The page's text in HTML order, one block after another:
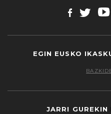
EGIN EUSKO
JARRI GUREKIN